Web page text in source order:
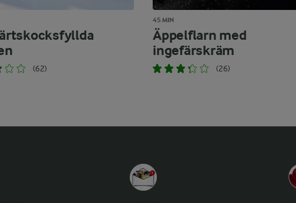
(62)
45 MIN
Äppelflarn med
ingefärskräm
(26)